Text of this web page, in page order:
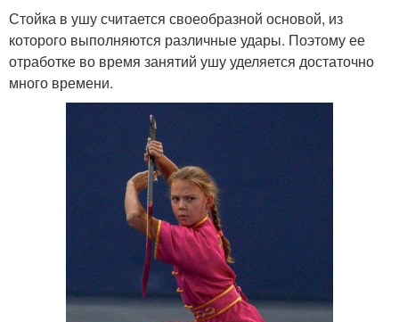
Стойка в ушу считается своеобразной основой, из
которого выполняются различные удары. Поэтому ее
отработке во время занятий ушу уделяется достаточно
много времени.